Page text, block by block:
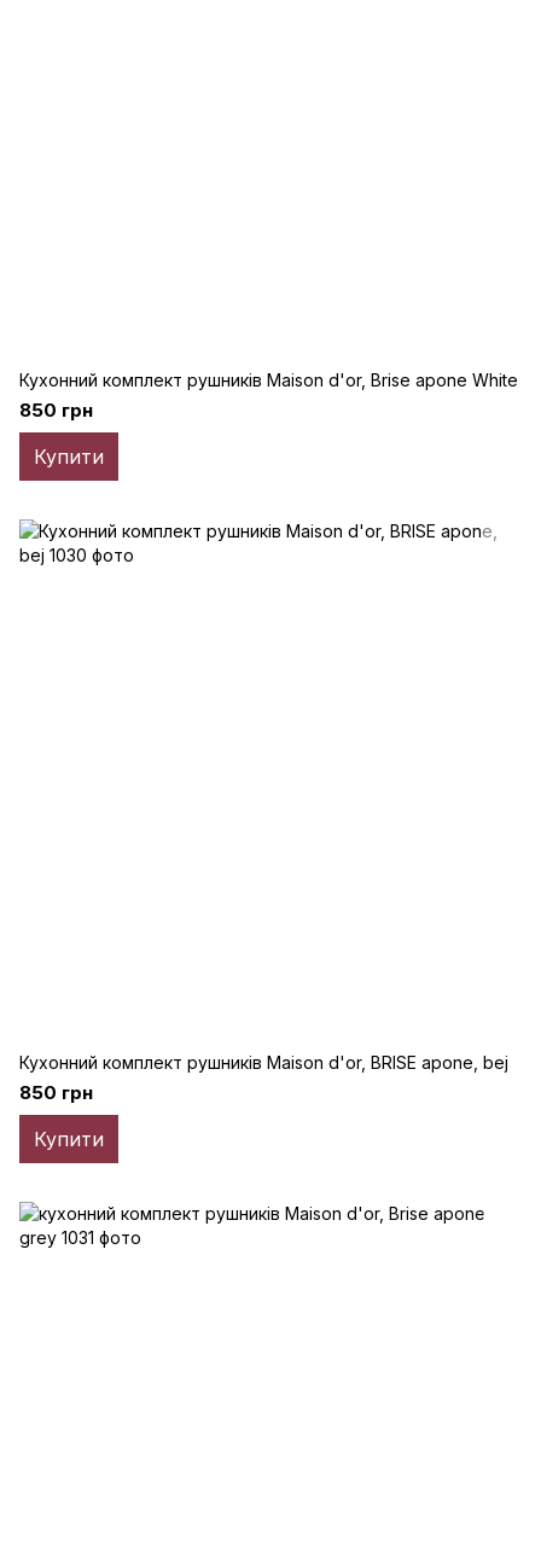
Кухонний комплект рушників Maison d'or, Brise apone White
850 грн
Купити
Кухонний комплект рушників Maison d'or, BRISE apone, bej
850 грн
Купити